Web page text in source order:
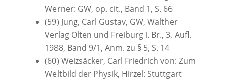
Werner: GW, op. cit., Band 1, S. 66
(59) Jung, Carl Gustav, GW, Walther
Verlag Olten und Freiburg i. Br., 3. Aufl.
1988, Band 9/1, Anm. zu § 5, S. 14
(60) Weizsäcker, Carl Friedrich von: Zum
Weltbild der Physik, Hirzel: Stuttgart